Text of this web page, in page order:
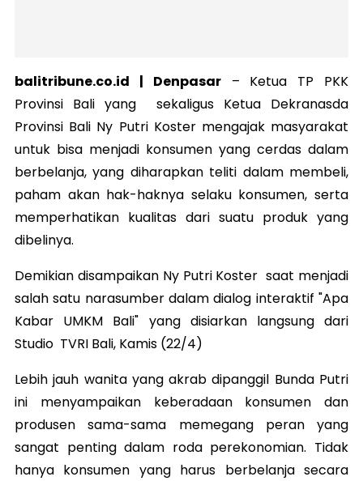
balitribune.co.id | Denpasar– Ketua TP PKK
Provinsi Bali yang sekaligus Ketua Dekranasda
Provinsi Bali Ny Putri Koster mengajak masyarakat
untuk bisa menjadi konsumen yang cerdas dalam
berbelanja, yang diharapkan teliti dalam membeli,
paham akan hak-haknya selaku konsumen, serta
memperhatikan kualitas dari suatu produk yang
dibelinya.
Demikian disampaikan Ny Putri Koster saat menjadi
salah satu narasumber dalam dialog interaktif "Apa
Kabar UMKM Bali" yang disiarkan langsung dari
Studio TVRI Bali, Kamis (22/4)
Lebih jauh wanita yang akrab dipanggil Bunda Putri
ini menyampaikan keberadaan konsumen dan
produsen sama-sama memegang peran yang
sangat penting dalam roda perekonomian. Tidak
hanya konsumen yang harus berbelanja secara